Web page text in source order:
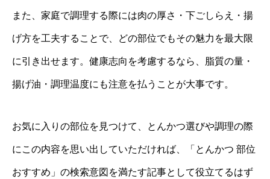
また、家庭で調理する際には肉の厚さ・下ごしらえ・揚
げ方を工夫することで、どの部位でもその魅力を最大限
に引き出せます。健康志向を考慮するなら、脂質の量・
揚げ油・調理温度にも注意を払うことが大事です。
お気に入りの部位を見つけて、とんかつ選びや調理の際
にこの内容を思い出していただければ、「とんかつ 部位
おすすめ」の検索意図を満たす記事として役立てるはず